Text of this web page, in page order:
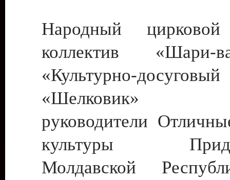
Народный цирковой
коллектив
«Культурно-
«Шелковик»
руководители
культуры
Молдавской